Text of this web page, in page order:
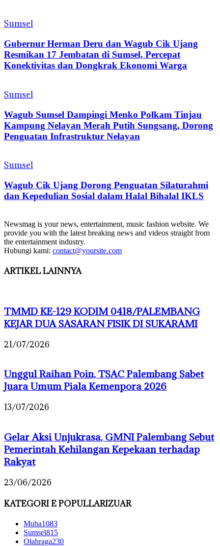
Sumsel
Gubernur Herman Deru dan Wagub Cik Ujang
Resmikan 17 Jembatan di Sumsel, Percepat
Konektivitas dan Dongkrak Ekonomi Warga
Sumsel
Wagub Sumsel Dampingi Menko Polkam Tinjau
Kampung Nelayan Merah Putih Sungsang, Dorong
Penguatan Infrastruktur Nelayan
Sumsel
Wagub Cik Ujang Dorong Penguatan Silaturahmi
dan Kepedulian Sosial dalam Halal Bihalal IKLS
Newsmag is your news, entertainment, music fashion website. We
provide you with the latest breaking news and videos straight from
the entertainment industry.
Hubungi kami: contact@yoursite.com
ARTIKEL LAINNYA
TMMD KE-129 KODIM 0418/PALEMBANG
KEJAR DUA SASARAN FISIK DI SUKARAMI
21/07/2026
Unggul Raihan Poin, TSAC Palembang Sabet
Juara Umum Piala Kemenpora 2026
13/07/2026
Gelar Aksi Unjukrasa, GMNI Palembang Sebut
Pemerintah Kehilangan Kepekaan terhadap
Rakyat
23/06/2026
KATEGORI E POPULLARIZUAR
Muba1083
Sumsel815
Olahraga230